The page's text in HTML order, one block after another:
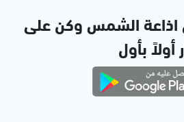
الشمس وكن على
أولاً بأول